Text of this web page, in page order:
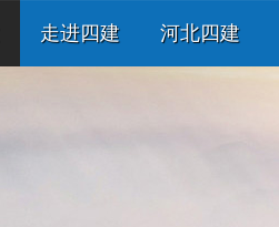
走进四建 河北四建